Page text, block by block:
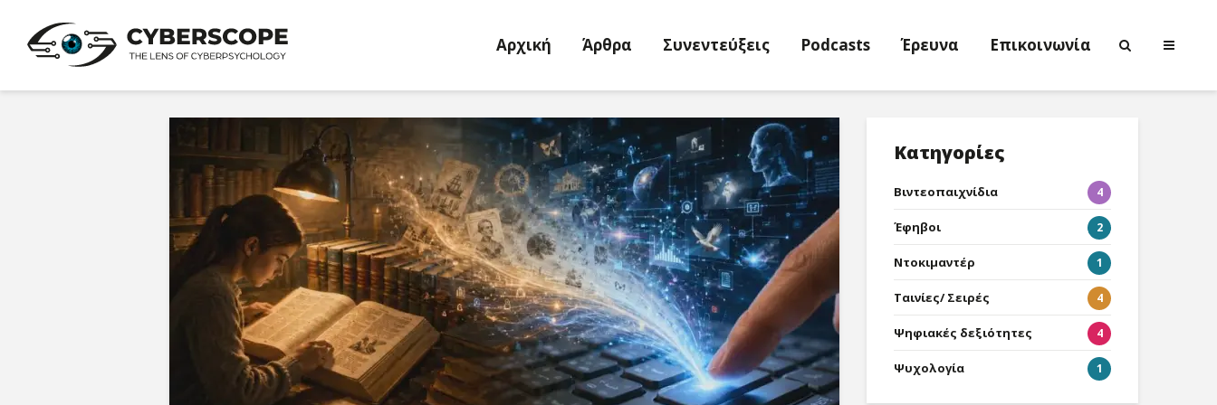
Αρχική Άρθρα Συνεντεύξεις Podcasts Έρευνα Επικοινωνία
Κατηγορίες
Βιντεοπαιχνίδια 4
Έφηβοι 2
Ντοκιμαντέρ 1
Ταινίες/ Σειρές 4
Ψηφιακές δεξιότητες 4
Ψυχολογία 1
Νικολέττα
Τσιτσανούδη-